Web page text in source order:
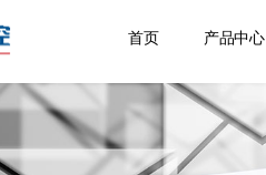
首页 产品中心
焊缝跟踪
激光位移
焊接相机
空间定位
其他产品